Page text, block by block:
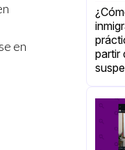
en
partir